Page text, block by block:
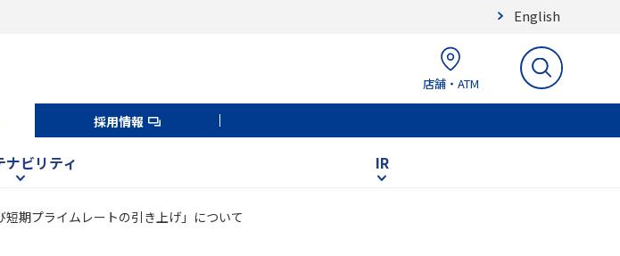
English
店舗・ATM
採用情報
ナビリティ IR
短期プライムレートの引き上げ」について